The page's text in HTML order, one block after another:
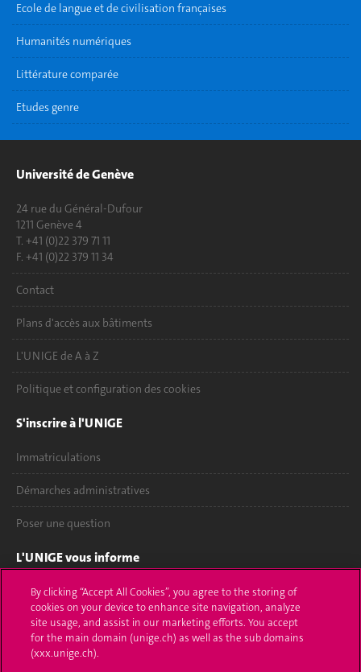
Ecole de langue et de civilisation françaises
Humanités numériques
Littérature comparée
Etudes genre
Université de Genève
24 rue du Général-Dufour
1211 Genève 4
T. +41 (0)22 379 71 11
F. +41 (0)22 379 11 34
Contact
Plans d'accès aux bâtiments
L'UNIGE de A à Z
Politique et configuration des cookies
S'inscrire à l'UNIGE
Immatriculations
Démarches administratives
Poser une question
L'UNIGE vous informe
UNIGE Mobile
Médias
Offres d'emploi
By clicking “Accept All Cookies”, you agree to the storing of
cookies on your device to enhance site navigation, analyze
site usage, and assist in our marketing efforts. You accept
for the main domain (unige.ch) as well as the sub domains
(xxx.unige.ch).